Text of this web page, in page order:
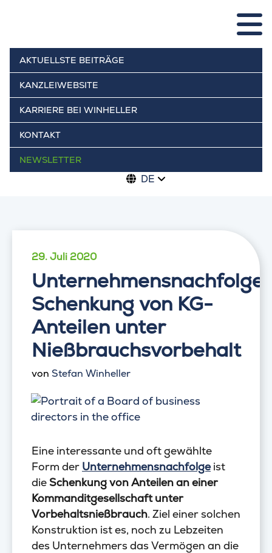
AKTUELLSTE BEITRÄGE
KANZLEIWEBSITE
KARRIERE BEI WINHELLER
KONTAKT
NEWSLETTER
DE
29. Juli 2020
Unternehmensnachfolge:
Schenkung von KG-
Anteilen unter
Nießbrauchsvorbehalt
von Stefan Winheller
Eine interessante und oft gewählte
Form der Unternehmensnachfolgeist
dieSchenkung von Anteilen an einer
Kommanditgesellschaft unter
Vorbehaltsnießbrauch. Ziel einer solchen
Konstruktion ist es, noch zu Lebzeiten
des Unternehmers das Vermögen an die